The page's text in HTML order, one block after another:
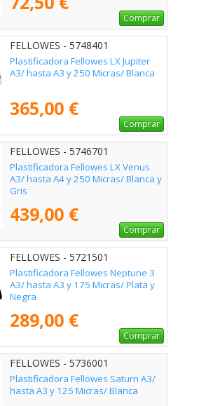
Comprar
FELLOWES - 5748401
Plastificadora Fellowes LX Jupiter
A3/ hasta A3 y 250 Micras/ Blanca
365,00 €
Comprar
FELLOWES - 5746701
Plastificadora Fellowes LX Venus
A3/ hasta A4 y 250 Micras/ Blanca y
Gris
439,00 €
Comprar
FELLOWES - 5721501
Plastificadora Fellowes Neptune 3
A3/ hasta A3 y 175 Micras/ Plata y
Negra
289,00 €
Comprar
FELLOWES - 5736001
Plastificadora Fellowes Saturn A3/
hasta A3 y 125 Micras/ Blanca